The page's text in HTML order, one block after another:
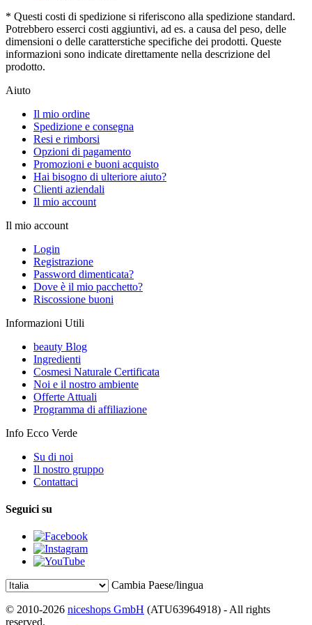
* Questi costi di spedizione si riferiscono alla spedizione standard.
Potrebbero esserci costi aggiuntivi, ad es. a causa del peso, delle
dimensioni o delle caratterstiche specifiche dei prodotti. Queste
informazioni sono indicate direttamente nella descrizione del
prodotto.
Aiuto
Il mio ordine
Spedizione e consegna
Resi e rimborsi
Opzioni di pagamento
Promozioni e buoni acquisto
Hai bisogno di ulteriore aiuto?
Clienti aziendali
Il mio account
Il mio account
Login
Registrazione
Password dimenticata?
Dove è il mio pacchetto?
Riscossione buoni
Informazioni Utili
beauty Blog
Ingredienti
Cosmesi Naturale Certificata
Noi e il nostro ambiente
Offerte Attuali
Programma di affiliazione
Info Ecco Verde
Su di noi
Il nostro gruppo
Contattaci
Seguici su
Cambia Paese/lingua
© 2010-2026 niceshops GmbH (ATU63964918) - All rights
reserved.